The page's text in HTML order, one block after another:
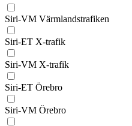
Siri-VM Värmlandstrafiken
Siri-ET X-trafik
Siri-VM X-trafik
Siri-ET Örebro
Siri-VM Örebro